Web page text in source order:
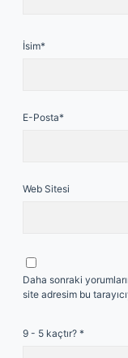
İsim*
E-Posta*
Web Sitesi
Daha sonraki
site adresim bu
9 - 5 kaçtır? *